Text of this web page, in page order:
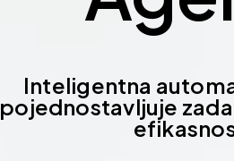
Inteligentna
pojednostavljuje